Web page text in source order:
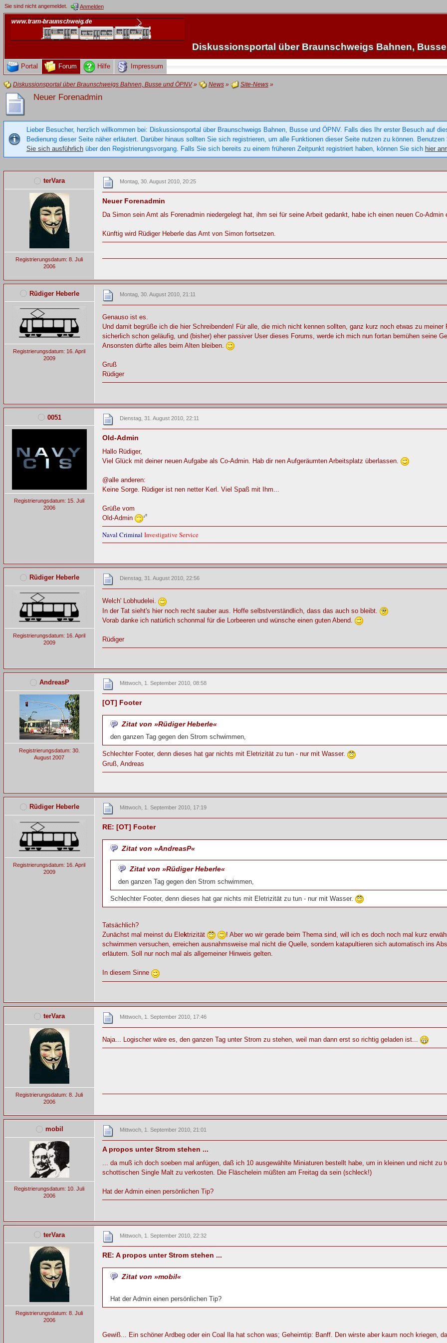
Sie sind nicht angemeldet. Anmelden
Diskussionsportal über Braunschweigs Bahnen,
Portal Forum Hilfe Impressum
Diskussionsportal über Braunschweigs Bahnen, Busse und ÖPNV» News» Site-News»
Neuer Forenadmin
Lieber Besucher, herzlich willkommen bei: Diskussionsportal über Braunschweigs Bahnen, Busse und ÖPNV. Falls dies Ihr erster Besuch auf
Bedienung dieser Seite näher erläutert. Darüber hinaus sollten Sie sich registrieren, um alle Funktionen dieser Seite nutzen zu können. Benutzen
Sie sich ausführlichüber den Registrierungsvorgang. Falls Sie sich bereits zu einem früheren Zeitpunkt registriert haben, können Sie sich hier
terVara
Registrierungsdatum: 8. Juli
2006
Montag, 30. August 2010, 20:25
Neuer Forenadmin
Da Simon sein Amt als Forenadmin niedergelegt hat, ihm sei für seine Arbeit gedankt, habe ich einen neuen Co-Admin
Künftig wird Rüdiger Heberle das Amt von Simon fortsetzen.
Rüdiger Heberle
Registrierungsdatum: 16. April
2009
Montag, 30. August 2010, 21:11
Genauso ist es.
Und damit begrüße ich die hier Schreibenden! Für alle, die mich nicht kennen sollten, ganz kurz noch etwas zu
sicherlich schon geläufig, und (bisher) eher passiver User dieses Forums, werde ich mich nun fortan bemühen seine
Ansonsten dürfte alles beim Alten bleiben.
Gruß
Rüdiger
0051
Registrierungsdatum: 15. Juli
2006
Dienstag, 31. August 2010, 22:11
Old-Admin
Hallo Rüdiger,
Viel Glück mit deiner neuen Aufgabe als Co-Admin. Hab dir nen Aufgeräumten Arbeitsplatz überlassen.
@alle anderen:
Keine Sorge. Rüdiger ist nen netter Kerl. Viel Spaß mit Ihm...
Grüße vom
Old-Admin
Naval Criminal Investigative Service
Rüdiger Heberle
Registrierungsdatum: 16. April
2009
Dienstag, 31. August 2010, 22:56
Welch' Lobhudelei.
In der Tat sieht's hier noch recht sauber aus. Hoffe selbstverständlich, dass das auch so bleibt.
Vorab danke ich natürlich schonmal für die Lorbeeren und wünsche einen guten Abend.
Rüdiger
AndreasP
Registrierungsdatum: 30.
August 2007
Mittwoch, 1. September 2010, 08:58
[OT] Footer
Zitat von »Rüdiger Heberle«
den ganzen Tag gegen den Strom schwimmen,
Schlechter Footer, denn dieses hat gar nichts mit Eletrizität zu tun - nur mit Wasser.
Gruß, Andreas
Rüdiger Heberle
Registrierungsdatum: 16. April
2009
Mittwoch, 1. September 2010, 17:19
RE: [OT] Footer
Zitat von »AndreasP«
Zitat von »Rüdiger Heberle«
den ganzen Tag gegen den Strom schwimmen,
Schlechter Footer, denn dieses hat gar nichts mit Eletrizität zu tun - nur mit Wasser.
Tatsächlich?
Zunächst mal meinst du Elektrizität
! Aber wo wir gerade beim Thema sind, will ich es doch noch mal kurz
schwimmen versuchen, erreichen ausnahmsweise mal nicht die Quelle, sondern katapultieren sich automatisch ins
erläutern. Soll nur noch mal als allgemeiner Hinweis gelten.
In diesem Sinne
terVara
Registrierungsdatum: 8. Juli
2006
Mittwoch, 1. September 2010, 17:46
Naja... Logischer wäre es, den ganzen Tag unter Strom zu stehen, weil man dann erst so richtig geladen ist...
mobil
Registrierungsdatum: 10. Juli
2006
Mittwoch, 1. September 2010, 21:01
A propos unter Strom stehen ...
... da muß ich doch soeben mal anfügen, daß ich 10 ausgewählte Miniaturen bestellt habe, um in kleinen und nicht zu
schottischen Single Malt zu verkosten. Die Fläschelein müßten am Freitag da sein (schleck!)
Hat der Admin einen persönlichen Tip?
terVara
Registrierungsdatum: 8. Juli
2006
Mittwoch, 1. September 2010, 22:32
RE: A propos unter Strom stehen ...
Zitat von »mobil«
Hat der Admin einen persönlichen Tip?
Gewiß... Ein schöner Ardbeg oder ein Coal Ila hat schon was; Geheimtip: Banff. Den wirste aber kaum noch kriegen,